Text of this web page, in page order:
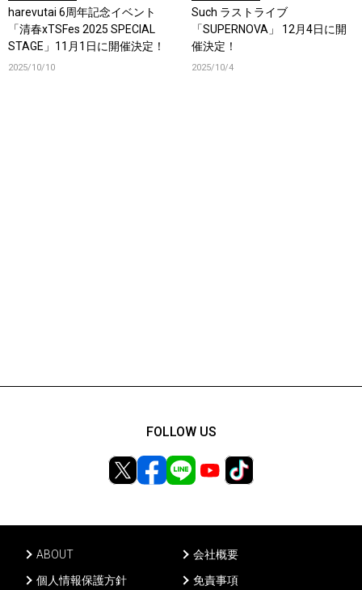
harevutai 6周年記念イベント
「清春xTSFes 2025 SPECIAL
STAGE」11月1日に開催決定！
2025/10/10
Such ラストライブ
「SUPERNOVA」 12月4日に開
催決定！
2025/10/4
ABOUT
会社概要
個人情報保護方針
免責事項
FOLLOW US